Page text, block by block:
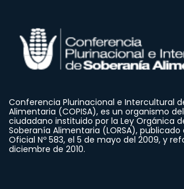
Conferencia Plurinacional e Intercultural
Alimentaria (COPISA), es un organismo
ciudadano instituido por la Ley Orgánica
Soberanía Alimentaria (LORSA), publicado
Oficial Nº 583, el 5 de mayo del 2009, y
diciembre de 2010.